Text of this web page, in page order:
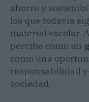
ahorro y
los que todavía
material escolar.
percibe como un
como una
responsabilidad
sociedad.